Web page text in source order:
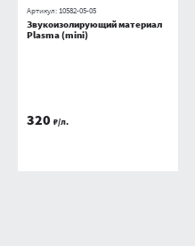
Артикул: 10582-05-05
Звукоизолирующий материал
Plasma (mini)
320 ₽/л.